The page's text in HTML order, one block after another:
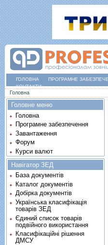
ГОЛОВНА ПРОГРАМНЕ
КОНТАКТИ
Ви є тут
Головна
Головне меню
Головна
Програмне забезпечення
Завантаження
Форум
Курси валют
Навігатор ЗЕД
База документів
Каталог документів
Добірка документів
Українська класифікація
товарів ЗЕД
Єдиний список товарів
подвійного використання
Класифікаційні рішення
ДМСУ